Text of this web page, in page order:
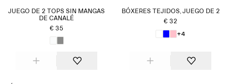
JUEGO DE 2 TOPS SIN MANGAS
DE CANALÉ
€ 35
BÓXERES TEJIDOS, JUEGO DE 2
€ 32
+4